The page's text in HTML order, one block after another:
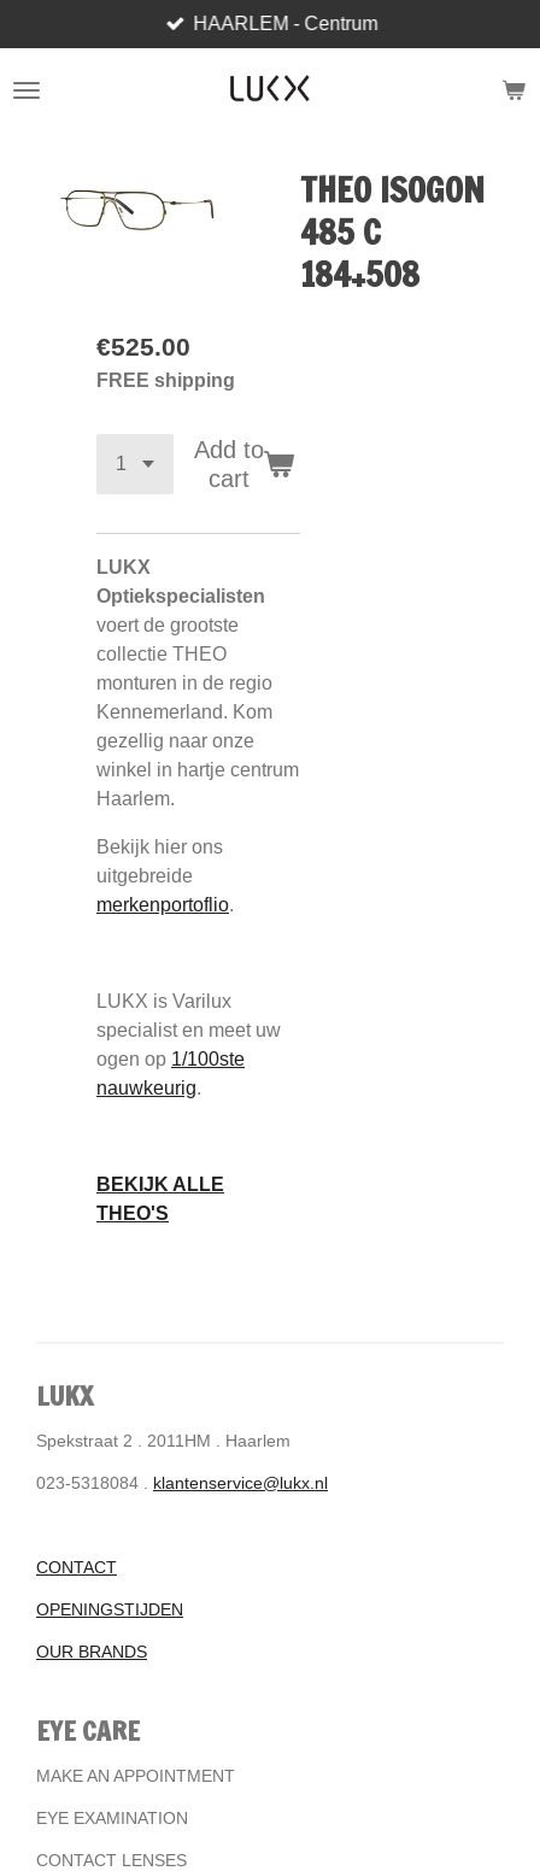
to
main
HAARLEM - Centrum
THEO ISOGON
485 C
184+508
€525.00
FREE shipping
Add to
cart
LUKX
Optiekspecialisten
voert de grootste
collectie THEO
monturen in de regio
Kennemerland. Kom
gezellig naar onze
winkel in hartje centrum
Haarlem.
Bekijk hier ons
uitgebreide
merkenportoflio.
LUKX is Varilux
specialist en meet uw
ogen op 1/100ste
nauwkeurig.
BEKIJK ALLE
THEO'S
LUKX
Spekstraat 2 . 2011HM . Haarlem
023-5318084 . klantenservice@lukx.nl
CONTACT
OPENINGSTIJDEN
OUR BRANDS
EYE CARE
MAKE AN APPOINTMENT
EYE EXAMINATION
CONTACT LENSES